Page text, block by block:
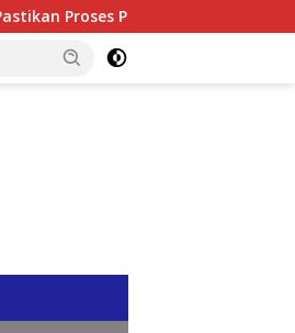
Personel di Aceh